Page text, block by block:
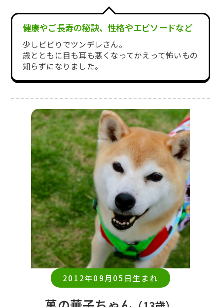
健康やご長寿の秘訣、性格やエピソードなど
少しビビりでツンデレさん。
歳とともに目も耳も悪くなってかえって怖いもの
知らずになりました。
2012年09月05日生まれ